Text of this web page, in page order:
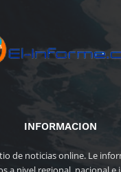
INFORMACION
de noticias online. Le